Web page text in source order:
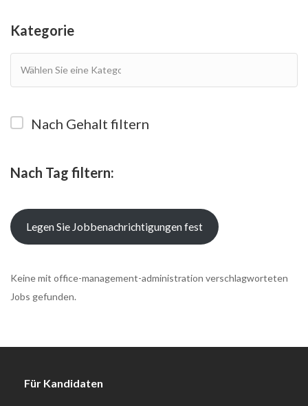
Kategorie
Nach Gehalt filtern
Nach Tag filtern:
Legen Sie Jobbenachrichtigungen fest
Keine mit office-management-administration verschlagworteten
Jobs gefunden.
Für Kandidaten